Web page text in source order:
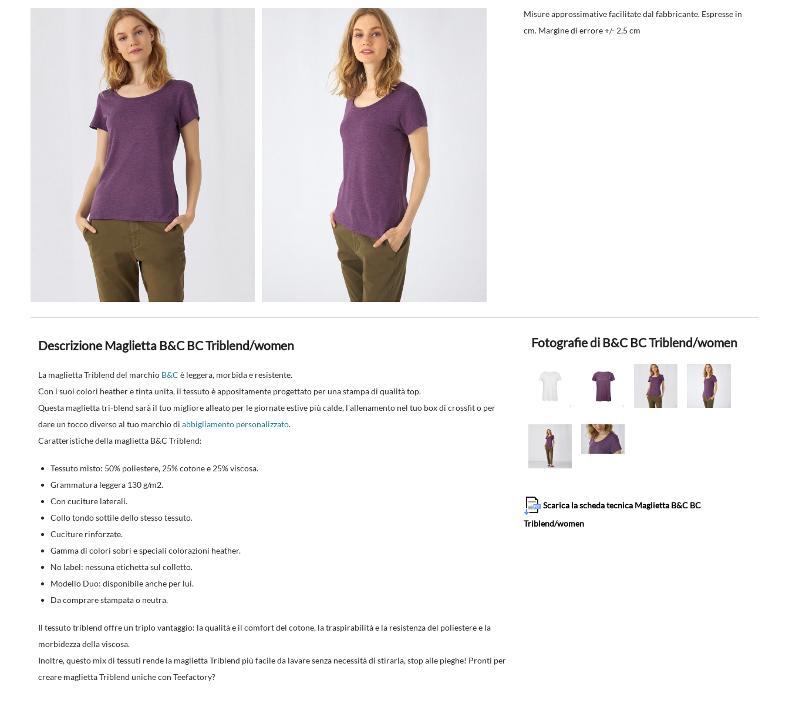
Misure approssimative facilitate dal fabbricante. Espresse in
cm. Margine di errore +/- 2,5 cm
Descrizione Maglietta B&C BC Triblend/women
La maglietta Triblend del marchio B&C è leggera, morbida e resistente.
Con i suoi colori heather e tinta unita, il tessuto è appositamente progettato per una stampa di qualità top.
Questa maglietta tri-blend sarà il tuo migliore alleato per le giornate estive più calde, l'allenamento nel tuo box di crossfit o per
dare un tocco diverso al tuo marchio diabbigliamento personalizzato.
Caratteristiche della maglietta B&C Triblend:
Tessuto misto: 50% poliestere, 25% cotone e 25% viscosa.
Grammatura leggera 130 g/m2.
Con cuciture laterali.
Collo tondo sottile dello stesso tessuto.
Cuciture rinforzate.
Gamma di colori sobri e speciali colorazioni heather.
No label: nessuna etichetta sul colletto.
Modello Duo: disponibile anche per lui.
Da comprare stampata o neutra.
Il tessuto triblend offre un triplo vantaggio: la qualità e il comfort del cotone, la traspirabilità e la resistenza del poliestere e la
morbidezza della viscosa.
Inoltre, questo mix di tessuti rende la maglietta Triblend più facile da lavare senza necessità di stirarla, stop alle pieghe! Pronti per
creare maglietta Triblend uniche con Teefactory?
Fotografie di B&C BC Triblend/women
Scarica la scheda tecnica Maglietta B&C BC
Triblend/women